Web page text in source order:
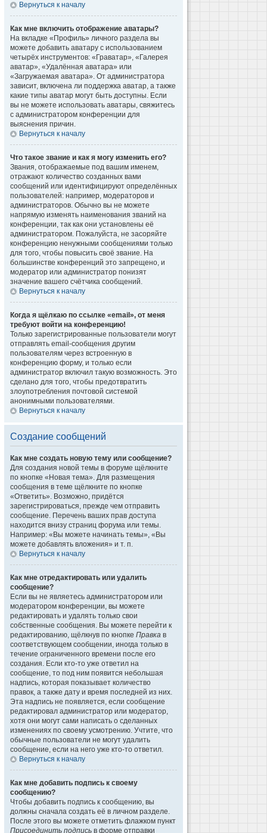
Вернуться к началу
Как мне включить отображение аватары?
На вкладке «Профиль» личного раздела вы
можете добавить аватару с использованием
четырёх инструментов: «Граватар», «Галерея
аватар», «Удалённая аватара» или
«Загружаемая аватара». От администратора
зависит, включена ли поддержка аватар, а также
какие типы аватар могут быть доступны. Если
вы не можете использовать аватары, свяжитесь
с администратором конференции для
выяснения причин.
Вернуться к началу
Что такое звание и как я могу изменить его?
Звания, отображаемые под вашим именем,
отражают количество созданных вами
сообщений или идентифицируют определённых
пользователей: например, модераторов и
администраторов. Обычно вы не можете
напрямую изменять наименования званий на
конференции, так как они установлены её
администратором. Пожалуйста, не засоряйте
конференцию ненужными сообщениями только
для того, чтобы повысить своё звание. На
большинстве конференций это запрещено, и
модератор или администратор понизят
значение вашего счётчика сообщений.
Вернуться к началу
Когда я щёлкаю по ссылке «email», от меня
требуют войти на конференцию!
Только зарегистрированные пользователи могут
отправлять email-сообщения другим
пользователям через встроенную в
конференцию форму, и только если
администратор включил такую возможность. Это
сделано для того, чтобы предотвратить
злоупотребления почтовой системой
анонимными пользователями.
Вернуться к началу
Создание сообщений
Как мне создать новую тему или сообщение?
Для создания новой темы в форуме щёлкните
по кнопке «Новая тема». Для размещения
сообщения в теме щёлкните по кнопке
«Ответить». Возможно, придётся
зарегистрироваться, прежде чем отправить
сообщение. Перечень ваших прав доступа
находится внизу страниц форума или темы.
Например: «Вы можете начинать темы», «Вы
можете добавлять вложения» и т. п.
Вернуться к началу
Как мне отредактировать или удалить
сообщение?
Если вы не являетесь администратором или
модератором конференции, вы можете
редактировать и удалять только свои
собственные сообщения. Вы можете перейти к
редактированию, щёлкнув по кнопке Правка в
соответствующем сообщении, иногда только в
течение ограниченного времени после его
создания. Если кто-то уже ответил на
сообщение, то под ним появится небольшая
надпись, которая показывает количество
правок, а также дату и время последней из них.
Эта надпись не появляется, если сообщение
редактировал администратор или модератор,
хотя они могут сами написать о сделанных
изменениях по своему усмотрению. Учтите, что
обычные пользователи не могут удалить
сообщение, если на него уже кто-то ответил.
Вернуться к началу
Как мне добавить подпись к своему
сообщению?
Чтобы добавить подпись к сообщению, вы
должны сначала создать её в личном разделе.
После этого вы можете отметить флажком пункт
Присоединить подпись в форме отправки